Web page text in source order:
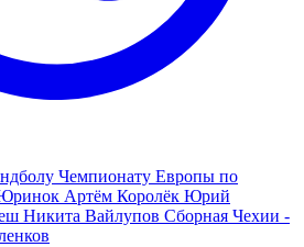
Чемпионату Европы по
Артём Королёк Юрий
Никита Вайлупов Сборная Чехии -